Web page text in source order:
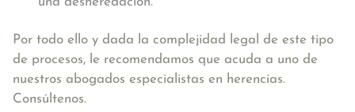
Por todo ello y dada la complejidad legal de este tipo
de procesos, le recomendamos que acuda a uno de
nuestros abogados especialistas en herencias.
Consúltenos.